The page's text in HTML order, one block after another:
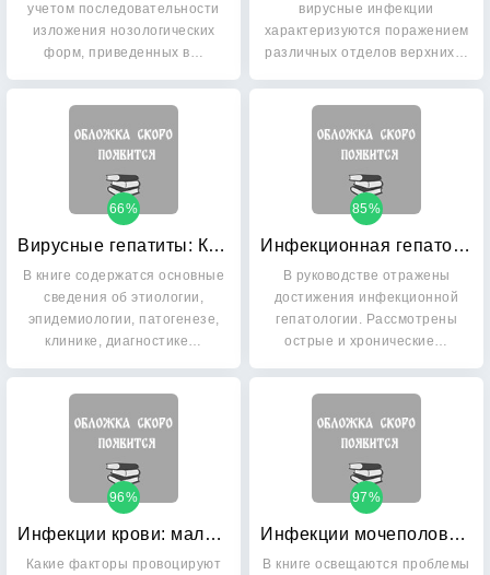
учетом последовательности
изложения нозологических
форм, приведенных в…
вирусные инфекции
характеризуются поражением
различных отделов верхних…
Вирусные гепатиты: Клиника, диагностика, лечение
66%
В книге содержатся основные
сведения об этиологии,
эпидемиологии, патогенезе,
клинике, диагностике…
Инфекционная гепатология
85%
В руководстве отражены
достижения инфекционной
гепатологии. Рассмотрены
острые и хронические…
Инфекции крови: малярия, сепсис, ВИЧ, геморрагический васкулит
96%
Какие факторы провоцируют
Инфекции мочеполовой системы: хламидиоз, аднексит, вагинит, трихомониаз
97%
В книге освещаются проблемы